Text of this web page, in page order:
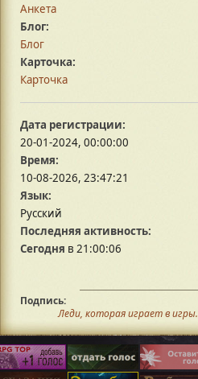
Анкета
Блог:
Блог
Карточка:
Карточка
Дата регистрации:
20-01-2024, 00:00:00
Время:
10-08-2026, 23:47:21
Язык:
Русский
Последняя активность:
Сегодня в 21:00:06
Подпись:
Леди, которая играет в